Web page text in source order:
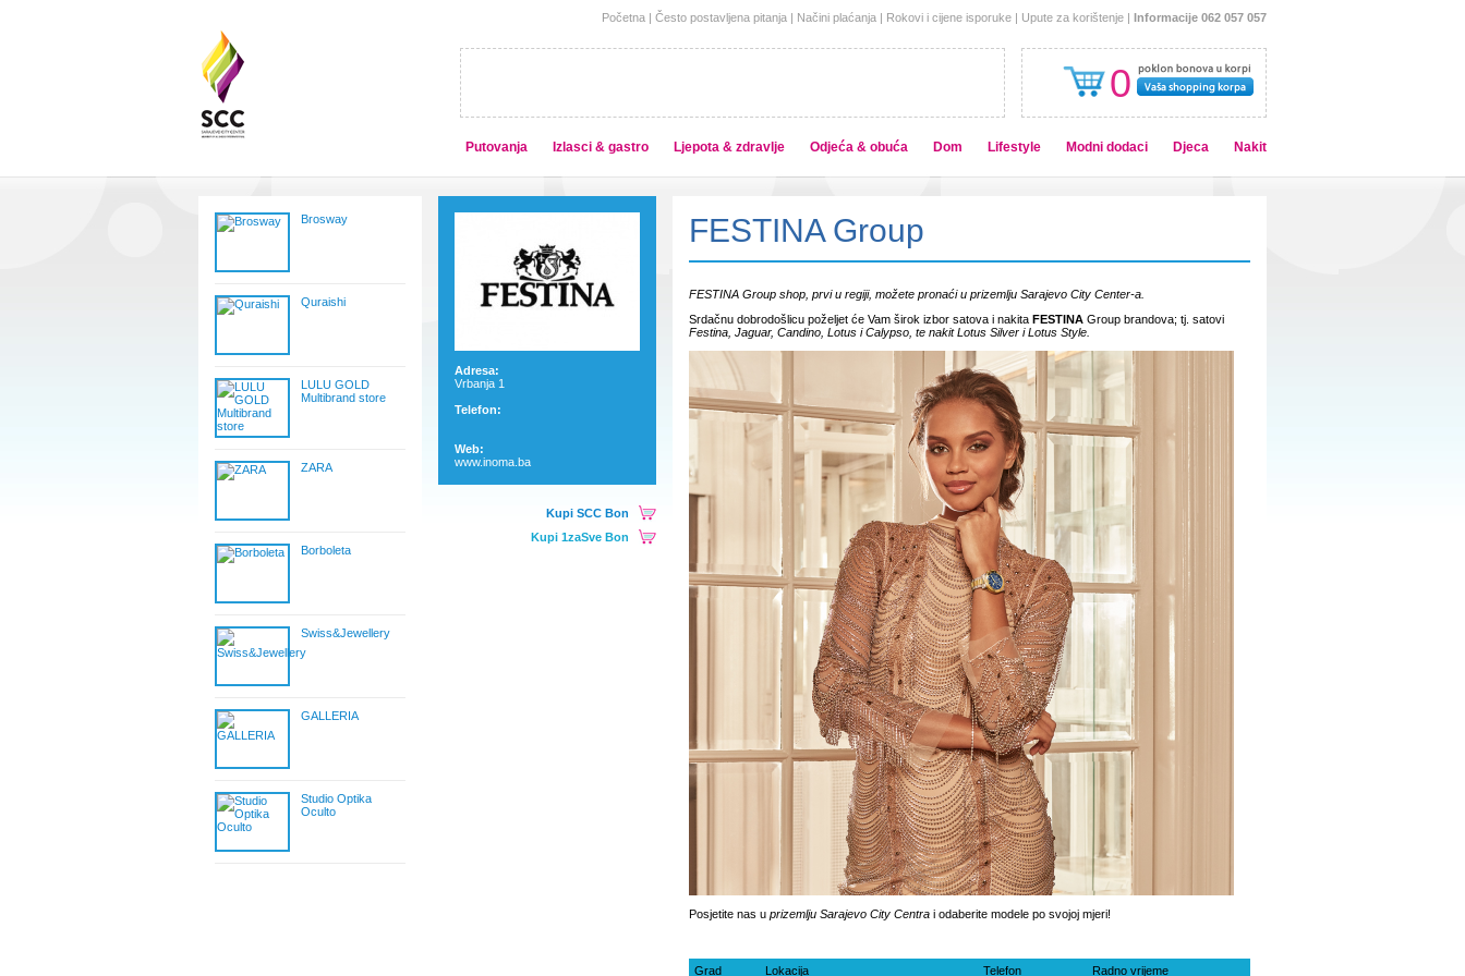
0
Početna | Često postavljena pitanja | Načini plaćanja | Rokovi i cijene isporuke | Upute za korištenje | Informacije 062 057 057
Putovanja Izlasci & gastro Ljepota & zdravlje Odjeća & obuća Dom Lifestyle Modni dodaci Djeca Nakit
Brosway
Quraishi
LULU GOLD
Multibrand store
ZARA
Borboleta
Swiss&Jewellery
GALLERIA
Studio Optika
Oculto
Adresa:
Vrbanja 1
Telefon:
Web:
www.inoma.ba
Kupi SCC Bon
Kupi 1zaSve Bon
FESTINA Group
FESTINA Group shop, prvi u regiji, možete pronaći u prizemlju Sarajevo City Center-a.
Srdačnu dobrodošlicu poželjet će Vam širok izbor satova i nakita FESTINA Group brandova; tj. satovi
Festina, Jaguar, Candino, Lotus i Calypso, te nakit Lotus Silver i Lotus Style.
Posjetite nas u prizemlju Sarajevo City Centra i odaberite modele po svojoj mjeri!
Grad Lokacija Telefon Radno vrijeme